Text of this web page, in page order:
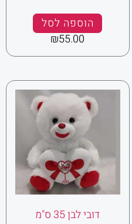
הוספה לסל
₪55.00
דובי לבן 35 ס"מ